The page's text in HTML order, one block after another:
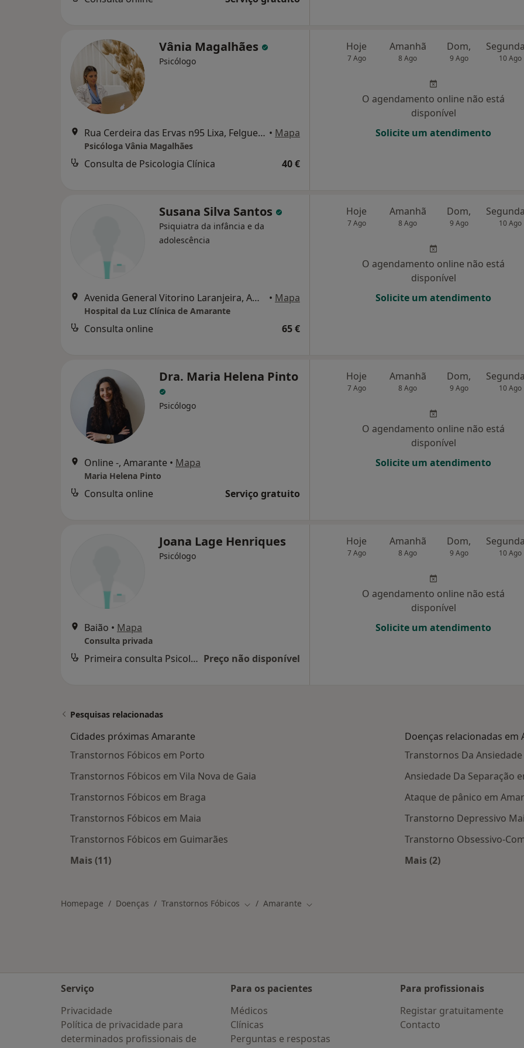
Vânia Magalhães
Psicólogo
Rua Cerdeira das Ervas n95 Lixa, Felgueiras • Mapa
Psicóloga Vânia Magalhães
Consulta de Psicologia Clínica 40 €
Hoje
7 Ago
Amanhã
8 Ago
Dom,
9 Ago 10 Ago
O agendamento online não está
disponível
Solicite um atendimento
Susana Silva Santos
Psiquiatra da infância e da
adolescência
Avenida General Vitorino Laranjeira, Amarante • Mapa
Hospital da Luz Clínica de Amarante
Consulta online 65 €
Hoje
7 Ago
Amanhã
8 Ago
Dom,
9 Ago 10 Ago
O agendamento online não está
disponível
Solicite um atendimento
Dra. Maria Helena Pinto
Psicólogo
Online -, Amarante • Mapa
Maria Helena Pinto
Consulta online Serviço gratuito
Hoje
7 Ago
Amanhã
8 Ago
Dom,
9 Ago 10 Ago
O agendamento online não está
disponível
Solicite um atendimento
Joana Lage Henriques
Psicólogo
Baião • Mapa
Consulta privada
Primeira consulta Psicologia Preço não disponível
Hoje
7 Ago
Amanhã
8 Ago
Dom,
9 Ago 10 Ago
O agendamento online não está
disponível
Solicite um atendimento
Pesquisas relacionadas
Cidades próximas Amarante
Transtornos Fóbicos em Porto
Transtornos Fóbicos em Vila Nova de Gaia
Transtornos Fóbicos em Braga
Transtornos Fóbicos em Maia
Transtornos Fóbicos em Guimarães
Mais (11)
Doenças relacionadas em
Transtornos Da
Ansiedade Da Separação
Ataque de pânico em
Transtorno Depressivo
Transtorno Obsessivo-
Mais (2)
Homepage Doenças Transtornos Fóbicos Mudar de cidade
Amarante Mudar de cidade
Serviço
Privacidade
Política de privacidade para
determinados profissionais de
Para os pacientes
Médicos
Clínicas
Perguntas e respostas
Para profissionais
Registar gratuitamente
Contacto